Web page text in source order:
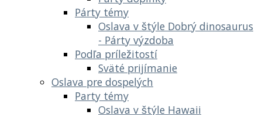
Párty témy
Oslava v štýle Dobrý dinosaurus
- Párty výzdoba
Podľa príležitostí
Sväté prijímanie
Oslava pre dospelých
Party témy
Oslava v štýle Hawaii